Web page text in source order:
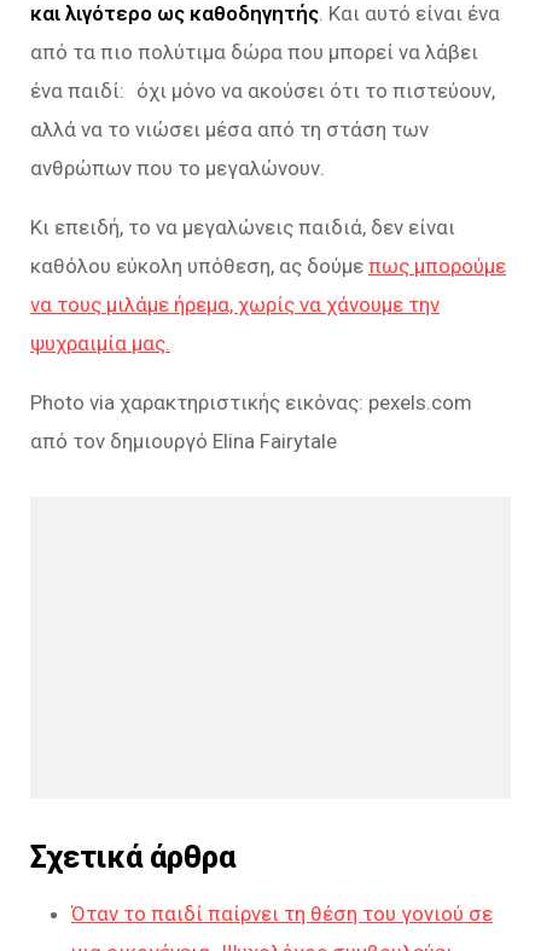
και λιγότερο ως καθοδηγητής. Και αυτό είναι ένα
από τα πιο πολύτιμα δώρα που μπορεί να λάβει
ένα παιδί: όχι μόνο να ακούσει ότι το πιστεύουν,
αλλά να το νιώσει μέσα από τη στάση των
ανθρώπων που το μεγαλώνουν.
Κι επειδή, το να μεγαλώνεις παιδιά, δεν είναι
καθόλου εύκολη υπόθεση, ας δούμε πως μπορούμε
να τους μιλάμε ήρεμα, χωρίς να χάνουμε την
ψυχραιμία μας.
Photo via χαρακτηριστικής εικόνας: pexels.com
από τον δημιουργό Elina Fairytale
Σχετικά άρθρα
Όταν το παιδί παίρνει τη θέση του γονιού σε